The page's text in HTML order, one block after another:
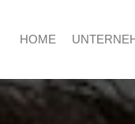
HOME